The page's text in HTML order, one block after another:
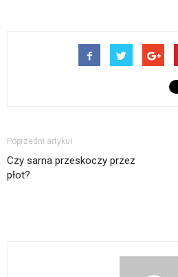
Poprzedni artykuł
Czy sarna przeskoczy przez
płot?